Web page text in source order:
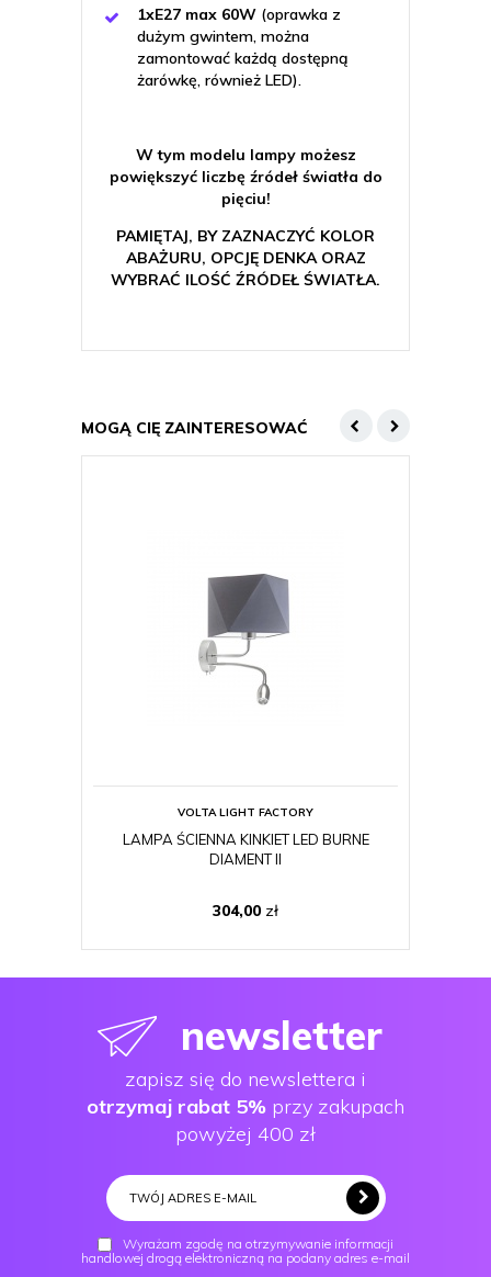
1xE27 max 60W (oprawka z
dużym gwintem, można
zamontować każdą dostępną
żarówkę, również LED).
W tym modelu lampy możesz
powiększyć liczbę źródeł światła do
pięciu!
PAMIĘTAJ, BY ZAZNACZYĆ KOLOR
ABAŻURU, OPCJĘ DENKA ORAZ
WYBRAĆ ILOŚĆ ŹRÓDEŁ ŚWIATŁA.
MOGĄ CIĘ ZAINTERESOWAĆ
VOLTA LIGHT FACTORY
LAMPA ŚCIENNA KINKIET LED BURNE
DIAMENT II
304,00 zł
newsletter
zapisz się do newslettera i
otrzymaj rabat 5% przy zakupach
powyżej 400 zł
Wyrażam zgodę na otrzymywanie informacji
handlowej drogą elektroniczną na podany adres e-mail